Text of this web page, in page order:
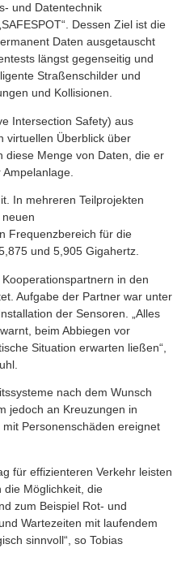
und Datentechnik
Dessen Ziel ist die
Daten ausgetauscht
längst gegenseitig und
Straßenschilder und
und Kollisionen.
Intersection Safety) aus
virtuellen Überblick über
diese Menge von Daten, die er
In mehreren Teilprojekten
Frequenzbereich für die
und 5,905 Gigahertz.
in den
Aufgabe der Partner war unter
der Sensoren. „Alles
beim Abbiegen vor
Situation erwarten ließen“,
nach dem Wunsch
jedoch an Kreuzungen in
Personenschäden ereignet
für effizienteren Verkehr leisten
die Möglichkeit, die
zum Beispiel Rot- und
Wartezeiten mit laufendem
sinnvoll“, so Tobias